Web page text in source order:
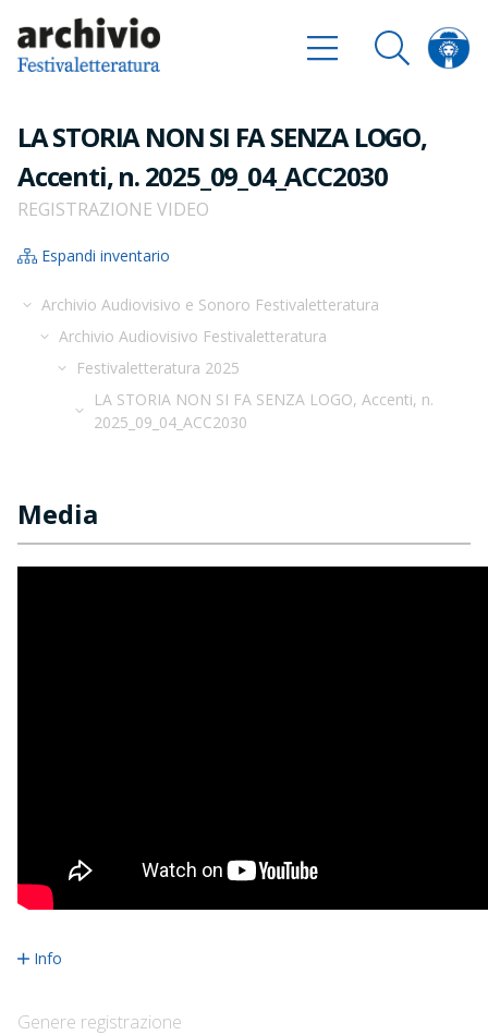
LA STORIA NON SI FA SENZA LOGO,
Accenti, n. 2025_09_04_ACC2030
REGISTRAZIONE VIDEO
Espandi inventario
Archivio Audiovisivo e Sonoro Festivaletteratura
Archivio Audiovisivo Festivaletteratura
Festivaletteratura 2025
LA STORIA NON SI FA SENZA LOGO, Accenti, n.
2025_09_04_ACC2030
Media
Info
Genere registrazione